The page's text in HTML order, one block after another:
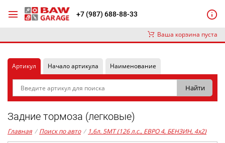
+7 (987) 688-88-33
Ваша корзина пуста
Артикул Начало артикула Наименование
Задние тормоза (легковые)
Главная / Поиск по авто / 1,6л. 5MT (126 л.с., ЕВРО 4, БЕНЗИН, 4x2)